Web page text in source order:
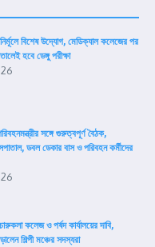
বিশেষ উদ্যোগ, মেডিক্যাল কলেজের পর
হবে ডেঙ্গু পরীক্ষা
সঙ্গে গুরুত্বপূর্ণ বৈঠক,
ডবল ডেকার বাস ও পরিবহন কর্মীদের
কলেজ ও পর্ষদ কার্যালয়ের দাবি,
শিল্পী মঞ্চের সদস্যরা